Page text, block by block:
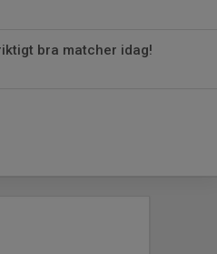
bra matcher idag!